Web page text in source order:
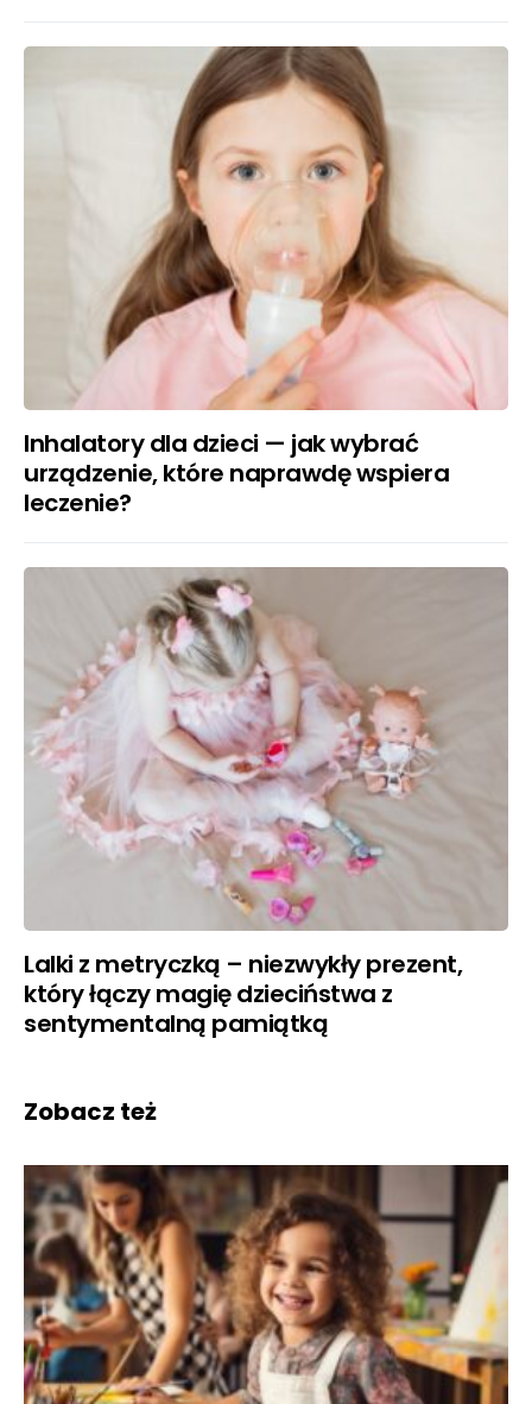
Inhalatory dla dzieci — jak wybrać
urządzenie, które naprawdę wspiera
leczenie?
Lalki z metryczką – niezwykły prezent,
który łączy magię dzieciństwa z
sentymentalną pamiątką
Zobacz też